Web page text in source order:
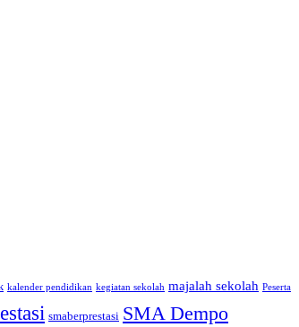
kalender pendidikan kegiatan sekolah majalah sekolah Peserta
smaberprestasi SMA Dempo